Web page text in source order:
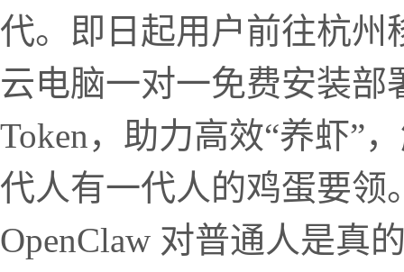
代。即日起用户前往杭州
云电脑一对一免费安装
Token，助力高效“养虾”
代人有一代人的鸡蛋要领
OpenClaw 对普通人是真